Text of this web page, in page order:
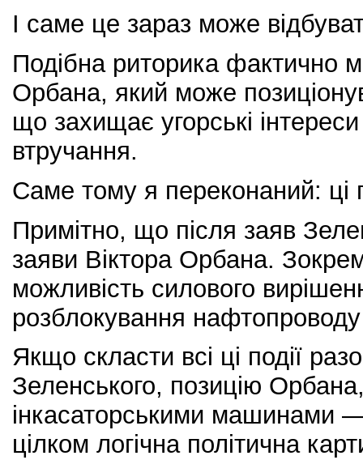
І саме це зараз може
Подібна риторика фактично
Орбана, який може
що захищає угорські
втручання.
Саме тому я переконаний: ці
Примітно, що після заяв
заяви Віктора Орбана.
можливість силового
розблокування
Якщо скласти всі ці події
Зеленського, позицію Орбана,
інкасаторськими машинами
цілком логічна політична